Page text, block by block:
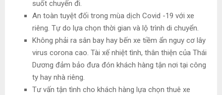
suốt chuyến đi.
An toàn tuyệt đối trong mùa dịch Covid -19 với xe
riêng. Tự do lựa chọn thời gian và lộ trình di chuyển.
Không phải ra sân bay hay bến xe tiềm ẩn nguy cơ lây
virus corona cao. Tài xế nhiệt tình, thân thiện của Thái
Dương đảm bảo đưa đón khách hàng tận nơi tại công
ty hay nhà riêng.
Tư vấn tận tình cho khách hàng lựa chọn thuê xe